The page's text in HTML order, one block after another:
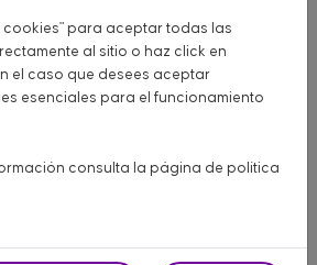
todo lo que necesitas para tu granja
AVÍCOLA PUESTA
OTROS ANIMALES
cookies" para aceptar todas las
al sitio o haz click en
el caso que desees aceptar
esenciales para el funcionamiento
consulta la página de política